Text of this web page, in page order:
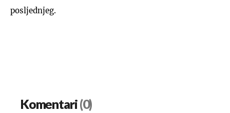
posljednjeg.
Komentari(0)